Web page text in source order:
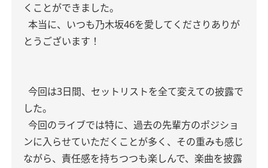
くことができました。
本当に、いつも乃木坂46を愛してくださりありが
とうございます！
今回は3日間、セットリストを全て変えての披露で
した。
今回のライブでは特に、過去の先輩方のポジショ
ンに入らせていただくことが多く、その重みも感じ
ながら、責任感を持ちつつも楽しんで、楽曲を披露